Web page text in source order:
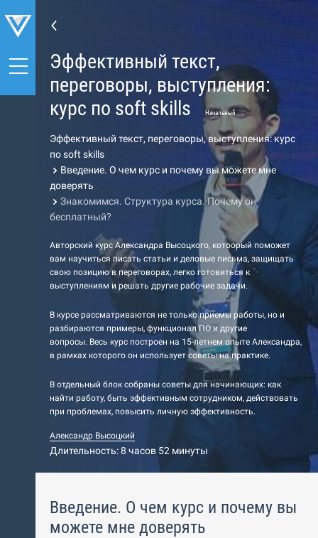
Эффективный текст,
переговоры, выступления:
курс по soft skills
Начальный
Эффективный текст, переговоры, выступления: курс
по soft skills
Введение. О чем курс и почему вы можете мне
доверять
Знакомимся. Структура курса. Почему он
бесплатный?
Авторский курс Александра Высоцкого, котоорый поможет
вам научиться писать статьи и деловые письма, защищать
свою позицию в переговорах, легко готовиться к
выступлениям и решать другие рабочие задачи.
В курсе рассматриваются не только приемы работы, но и
разбираются примеры, функционал ПО и другие
вопросы. Весь курс построен на 15-летнем опыте Александра,
в рамках которого он использует советы на практике.
В отдельный блок собраны советы для начинающих: как
найти работу, быть эффективным сотрудником, действовать
при проблемах, повысить личную эффективность.
Александр Высоцкий
Длительность: 8 часов 52 минуты
Введение. О чем курс и почему вы
можете мне доверять